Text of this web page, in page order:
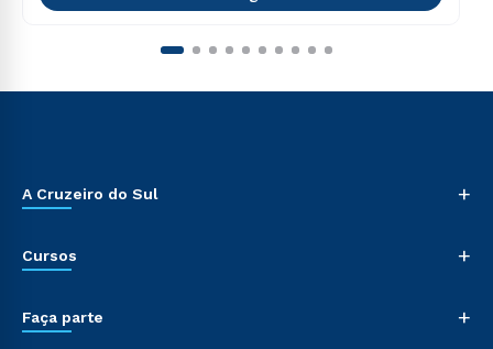
A Cruzeiro do Sul +
Cursos +
Faça parte +